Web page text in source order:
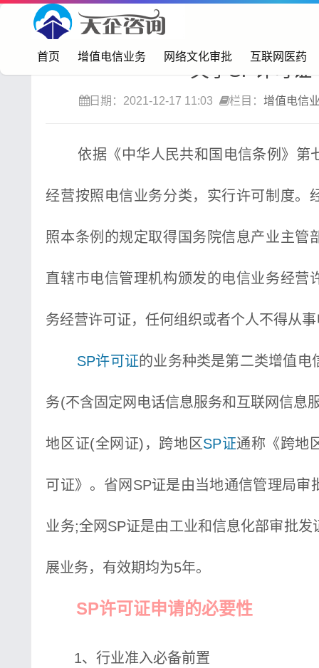
首页 增值电信业务 网络文化审批 互联网医药
首页> 增值电信业务
关于SP许可证
日期：2021-12-17 11:03 栏目：增值电信
依据《中华人民共和国电信条例》第
经营按照电信业务分类，实行许可制度。
照本条例的规定取得国务院信息产业主管
直辖市电信管理机构颁发的电信业务经营
务经营许可证，任何组织或者个人不得从
SP许可证的业务种类是第二类增值电
务(不含固定网电话信息服务和互联网信息
地区证(全网证)，跨地区SP证通称《跨地
可证》。省网SP证是由当地通信管理局审
业务;全网SP证是由工业和信息化部审批发
展业务，有效期均为5年。
SP许可证申请的必要性
1、行业准入必备前置